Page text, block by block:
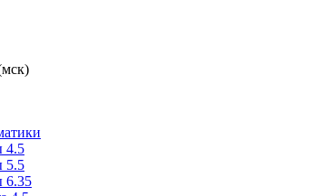
4.5
5.5
6.35